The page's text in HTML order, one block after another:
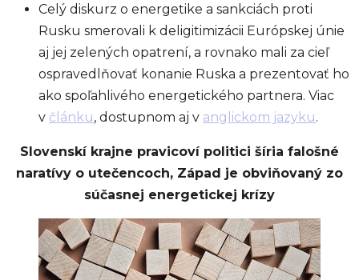
Celý diskurz o energetike a sankciách proti
Rusku smerovali k deligitimizácii Európskej únie
aj jej zelených opatrení, a rovnako mali za cieľ
ospravedlňovať konanie Ruska a prezentovať ho
ako spoľahlivého energetického partnera. Viac
v článku, dostupnom aj v anglickom jazyku.
Slovenskí krajne pravicoví politici šíria falošné
naratívy o utečencoch, Západ je obviňovaný zo
súčasnej energetickej krízy